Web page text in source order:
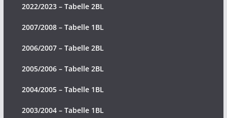
2022/2023 – Tabelle 2BL
2007/2008 – Tabelle 1BL
2006/2007 – Tabelle 2BL
2005/2006 – Tabelle 2BL
2004/2005 – Tabelle 1BL
2003/2004 – Tabelle 1BL